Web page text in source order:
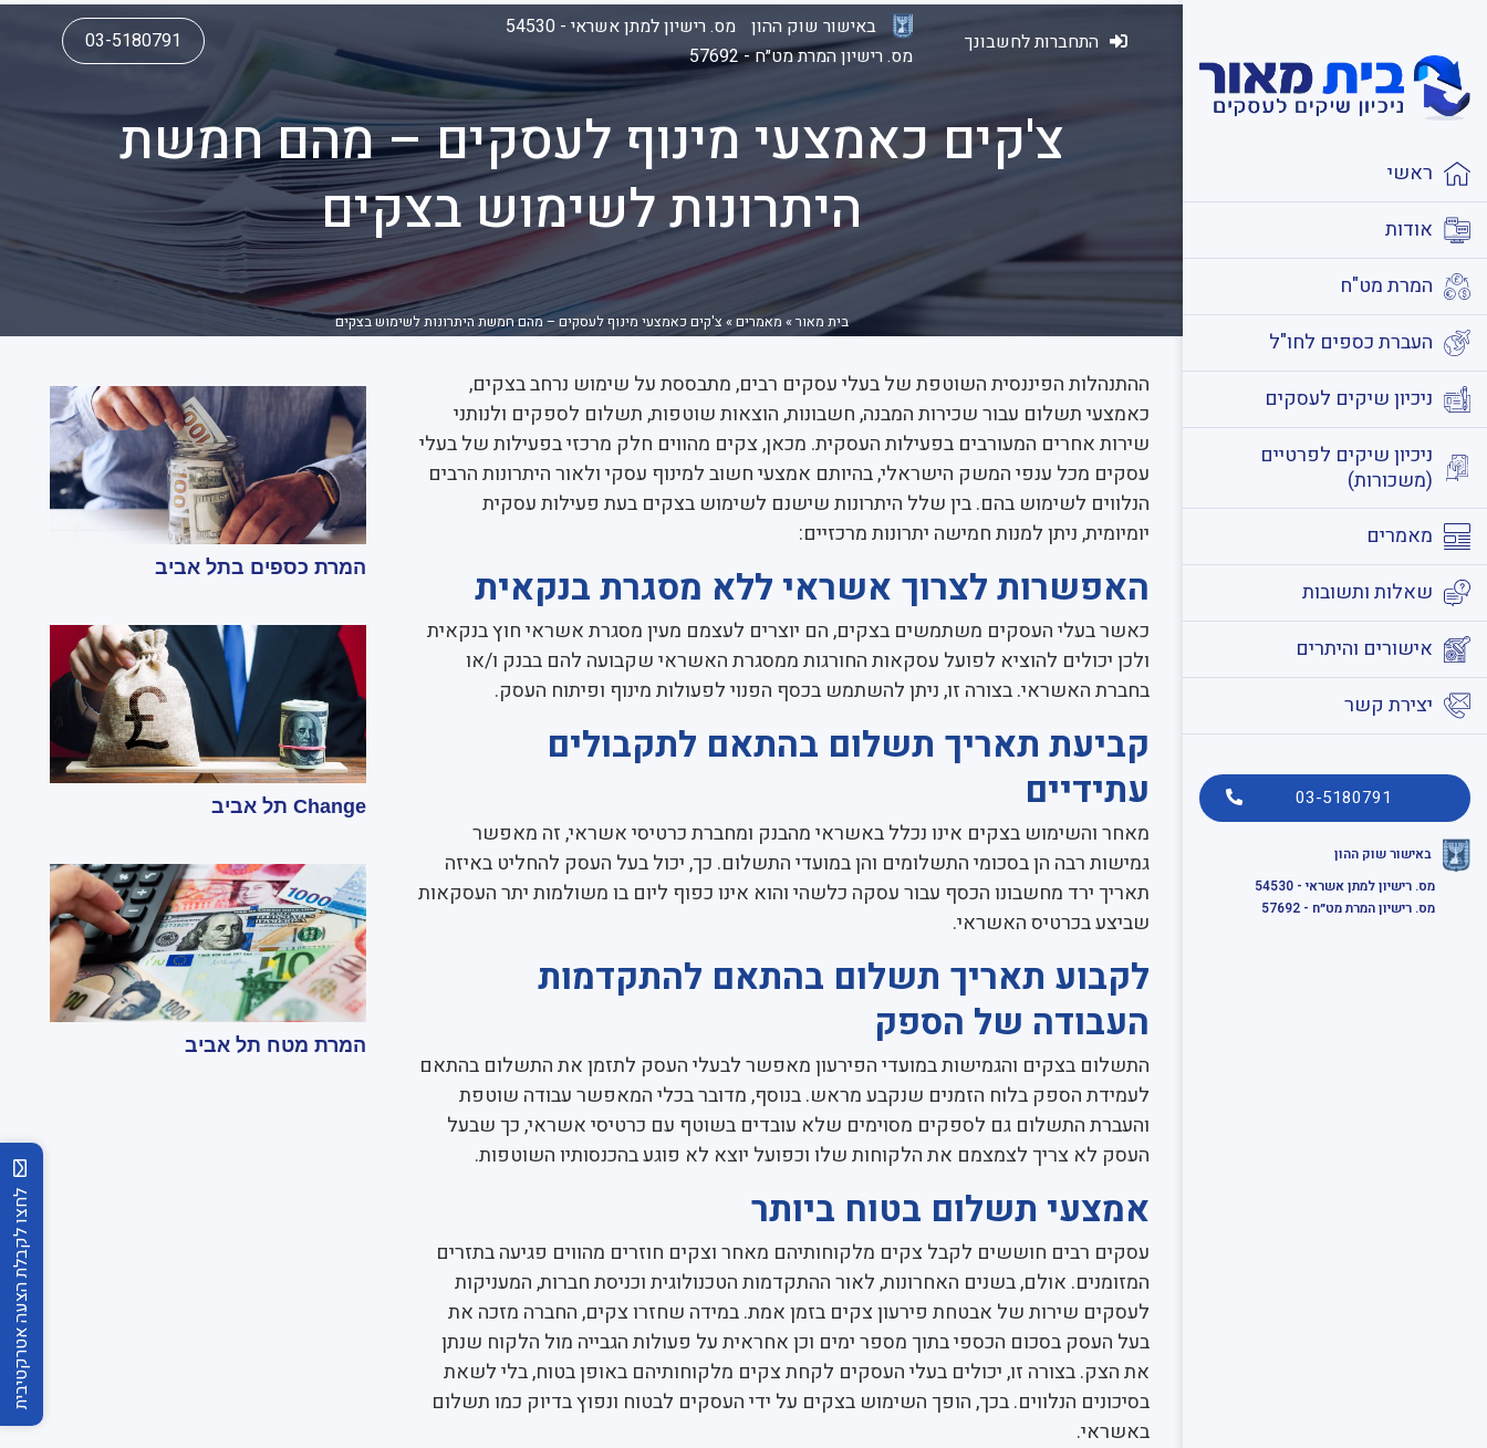
לחצו לקבלת הצעה אטרקטיבית
ראשי
אודות
המרת מט"ח
העברת כספים לחו"ל
ניכיון שיקים לעסקים
ניכיון שיקים לפרטיים
(משכורות)
מאמרים
שאלות ותשובות
אישורים והיתרים
יצירת קשר
03-5180791
באישור שוק ההון
מס. רישיון למתן אשראי - 54530
מס. רישיון המרת מט״ח - 57692
התחברות לחשבונך
באישור שוק ההון מס. רישיון למתן אשראי - 54530
מס. רישיון המרת מט״ח - 57692
03-5180791
צ'קים כאמצעי מינוף לעסקים – מהם חמשת
היתרונות לשימוש בצקים
בית מאור» מאמרים» צ'קים כאמצעי מינוף לעסקים – מהם חמשת היתרונות לשימוש בצקים
ההתנהלות הפיננסית השוטפת של בעלי עסקים רבים, מתבססת על שימוש נרחב בצקים,
כאמצעי תשלום עבור שכירות המבנה, חשבונות, הוצאות שוטפות, תשלום לספקים ולנותני
שירות אחרים המעורבים בפעילות העסקית. מכאן, צקים מהווים חלק מרכזי בפעילות של בעלי
עסקים מכל ענפי המשק הישראלי, בהיותם אמצעי חשוב למינוף עסקי ולאור היתרונות הרבים
הנלווים לשימוש בהם. בין שלל היתרונות שישנם לשימוש בצקים בעת פעילות עסקית
יומיומית, ניתן למנות חמישה יתרונות מרכזיים:
האפשרות לצרוך אשראי ללא מסגרת בנקאית
כאשר בעלי העסקים משתמשים בצקים, הם יוצרים לעצמם מעין מסגרת אשראי חוץ בנקאית
ולכן יכולים להוציא לפועל עסקאות החורגות ממסגרת האשראי שקבועה להם בבנק ו/או
בחברת האשראי. בצורה זו, ניתן להשתמש בכסף הפנוי לפעולות מינוף ופיתוח העסק.
קביעת תאריך תשלום בהתאם לתקבולים
עתידיים
מאחר והשימוש בצקים אינו נכלל באשראי מהבנק ומחברת כרטיסי אשראי, זה מאפשר
גמישות רבה הן בסכומי התשלומים והן במועדי התשלום. כך, יכול בעל העסק להחליט באיזה
תאריך ירד מחשבונו הכסף עבור עסקה כלשהי והוא אינו כפוף ליום בו משולמות יתר העסקאות
שביצע בכרטיס האשראי.
לקבוע תאריך תשלום בהתאם להתקדמות
העבודה של הספק
התשלום בצקים והגמישות במועדי הפירעון מאפשר לבעלי העסק לתזמן את התשלום בהתאם
לעמידת הספק בלוח הזמנים שנקבע מראש. בנוסף, מדובר בכלי המאפשר עבודה שוטפת
והעברת התשלום גם לספקים מסוימים שלא עובדים בשוטף עם כרטיסי אשראי, כך שבעל
העסק לא צריך לצמצמם את הלקוחות שלו וכפועל יוצא לא פוגע בהכנסותיו השוטפות.
אמצעי תשלום בטוח ביותר
עסקים רבים חוששים לקבל צקים מלקוחותיהם מאחר וצקים חוזרים מהווים פגיעה בתזרים
המזומנים. אולם, בשנים האחרונות, לאור ההתקדמות הטכנולוגית וכניסת חברות, המעניקות
לעסקים שירות של אבטחת פירעון צקים בזמן אמת. במידה שחזרו צקים, החברה מזכה את
בעל העסק בסכום הכספי בתוך מספר ימים וכן אחראית על פעולות הגבייה מול הלקוח שנתן
את הצק. בצורה זו, יכולים בעלי העסקים לקחת צקים מלקוחותיהם באופן בטוח, בלי לשאת
בסיכונים הנלווים. בכך, הופך השימוש בצקים על ידי העסקים לבטוח ונפוץ בדיוק כמו תשלום
באשראי.
המרת כספים בתל אביב
Change תל אביב
המרת מטח תל אביב